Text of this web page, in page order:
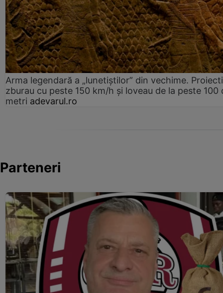
Arma legendară a „lunetiștilor” din vechime.
zburau cu peste 150 km/h și loveau de la peste 100
metri adevarul.ro
Parteneri